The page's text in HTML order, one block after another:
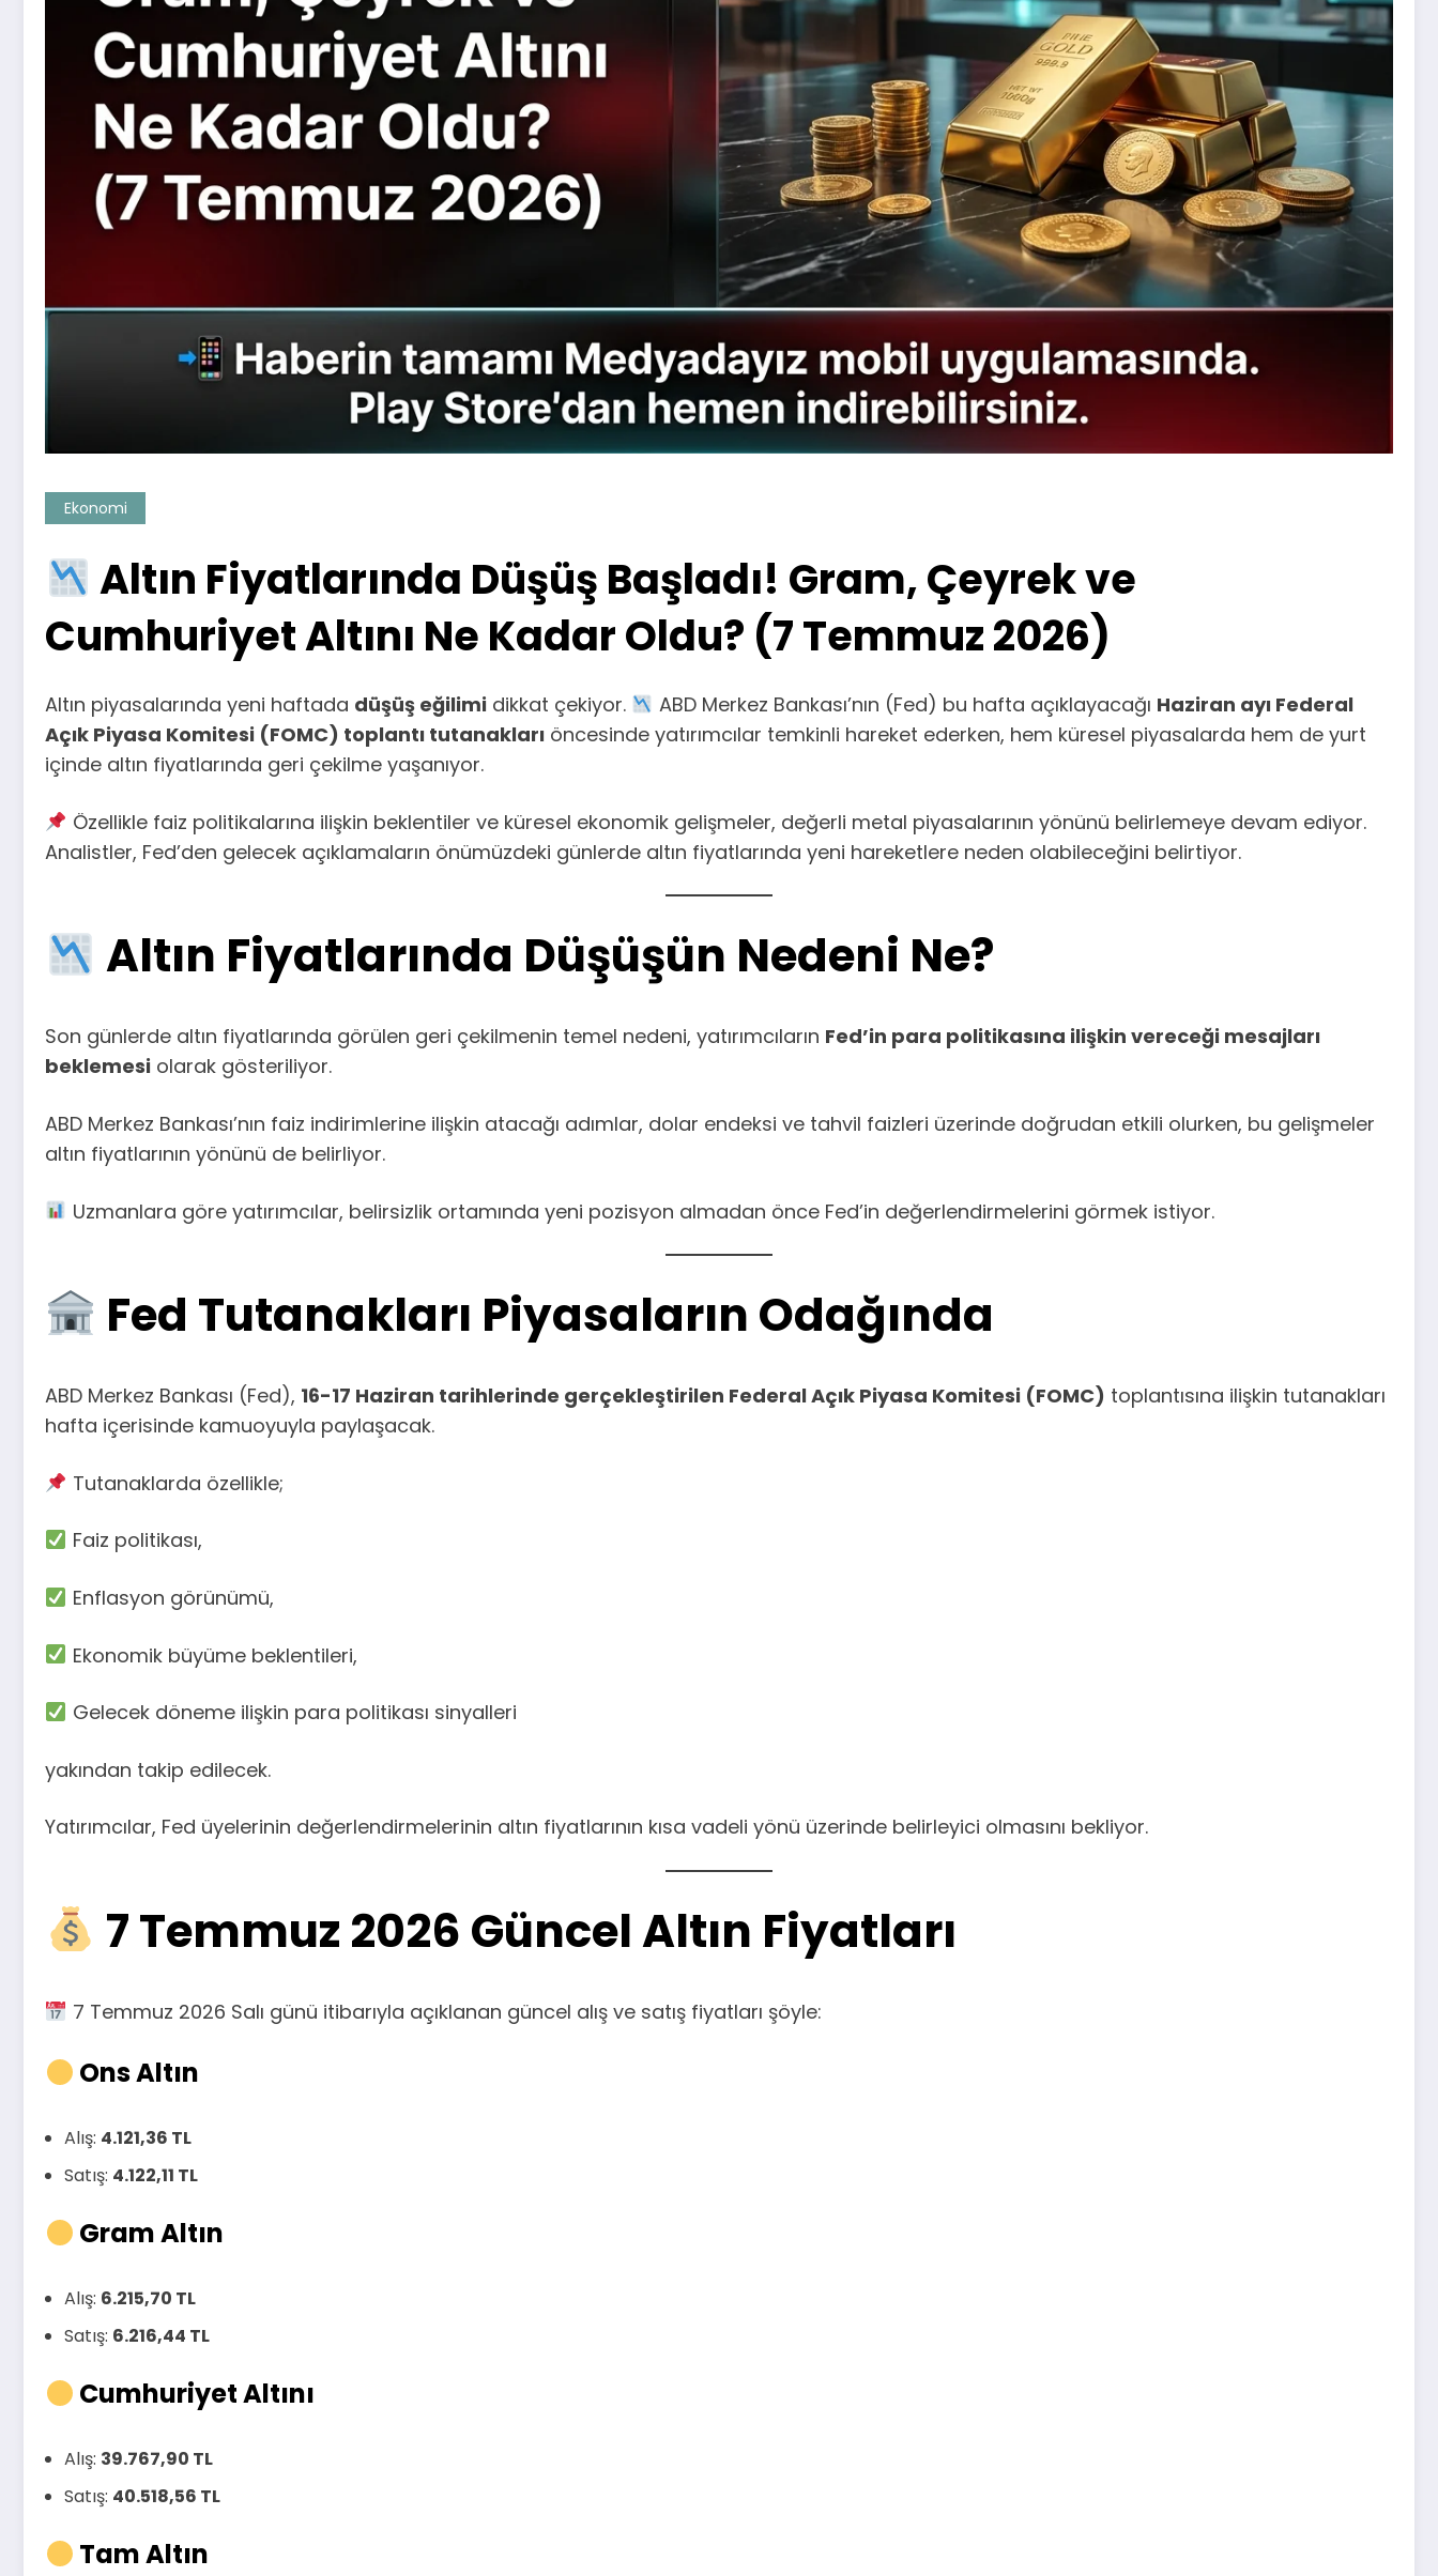
Ekonomi
Altın Fiyatlarında Düşüş Başladı! Gram, Çeyrek ve
Cumhuriyet Altını Ne Kadar Oldu? (7 Temmuz 2026)
Altın piyasalarında yeni haftada düşüş eğilimi dikkat çekiyor. ABD Merkez Bankası’nın (Fed) bu hafta açıklayacağı Haziran ayı Federal
Açık Piyasa Komitesi (FOMC) toplantı tutanakları öncesinde yatırımcılar temkinli hareket ederken, hem küresel piyasalarda hem de yurt
içinde altın fiyatlarında geri çekilme yaşanıyor.
Özellikle faiz politikalarına ilişkin beklentiler ve küresel ekonomik gelişmeler, değerli metal piyasalarının yönünü belirlemeye devam ediyor.
Analistler, Fed’den gelecek açıklamaların önümüzdeki günlerde altın fiyatlarında yeni hareketlere neden olabileceğini belirtiyor.
Altın Fiyatlarında Düşüşün Nedeni Ne?
Son günlerde altın fiyatlarında görülen geri çekilmenin temel nedeni, yatırımcıların Fed’in para politikasına ilişkin vereceği mesajları
beklemesi olarak gösteriliyor.
ABD Merkez Bankası’nın faiz indirimlerine ilişkin atacağı adımlar, dolar endeksi ve tahvil faizleri üzerinde doğrudan etkili olurken, bu gelişmeler
altın fiyatlarının yönünü de belirliyor.
Uzmanlara göre yatırımcılar, belirsizlik ortamında yeni pozisyon almadan önce Fed’in değerlendirmelerini görmek istiyor.
Fed Tutanakları Piyasaların Odağında
ABD Merkez Bankası (Fed), 16-17 Haziran tarihlerinde gerçekleştirilen Federal Açık Piyasa Komitesi (FOMC) toplantısına ilişkin tutanakları
hafta içerisinde kamuoyuyla paylaşacak.
Tutanaklarda özellikle;
Faiz politikası,
Enflasyon görünümü,
Ekonomik büyüme beklentileri,
Gelecek döneme ilişkin para politikası sinyalleri
yakından takip edilecek.
Yatırımcılar, Fed üyelerinin değerlendirmelerinin altın fiyatlarının kısa vadeli yönü üzerinde belirleyici olmasını bekliyor.
7 Temmuz 2026 Güncel Altın Fiyatları
7 Temmuz 2026 Salı günü itibarıyla açıklanan güncel alış ve satış fiyatları şöyle:
Ons Altın
Alış: 4.121,36 TL
Satış: 4.122,11 TL
Gram Altın
Alış: 6.215,70 TL
Satış: 6.216,44 TL
Cumhuriyet Altını
Alış: 39.767,90 TL
Satış: 40.518,56 TL
Tam Altın